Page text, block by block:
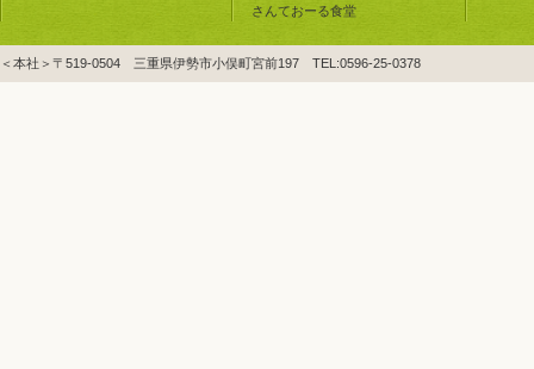
さんておーる食堂
＜本社＞〒519-0504 三重県伊勢市小俣町宮前197 TEL:0596-25-0378